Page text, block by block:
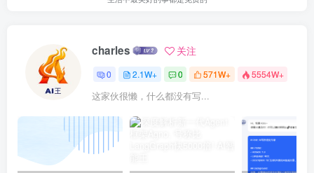
charles 关注
0 2.1W+ 0 571W+ 5554W+
这家伙很懒，什么都没有写...